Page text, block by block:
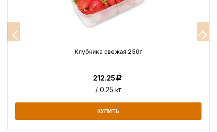
Клубника свежая 250г
212.25Р
/ 0.25 кг
КУПИТЬ